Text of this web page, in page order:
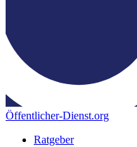
Öffentlicher-Dienst.org
Ratgeber